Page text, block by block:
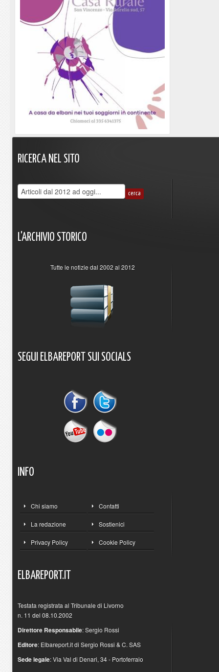
RICERCA NEL SITO
L'ARCHIVIO STORICO
Tutte le notizie dal 2002 al 2012
SEGUI ELBAREPORT SUI SOCIALS
INFO
Chi siamo Contatti
La redazione Sostienici
Privacy Policy Cookie Policy
ELBAREPORT.IT
Testata registrata al Tribunale di Livorno
n. 11 del 08.10.2002
Direttore Responsabile: Sergio Rossi
Editore: Elbareport.it di Sergio Rossi & C. SAS
Sede legale: Via Val di Denari, 34 - Portoferraio